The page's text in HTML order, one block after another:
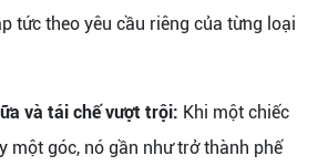
tức theo yêu cầu riêng của từng loại
và tái chế vượt trội: Khi một chiếc
một góc, nó gần như trở thành phế